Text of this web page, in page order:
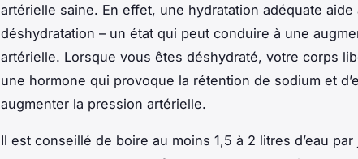
artérielle saine. En effet, une hydratation adéquate aide
déshydratation – un état qui peut conduire à une
artérielle. Lorsque vous êtes déshydraté, votre corps
une hormone qui provoque la rétention de sodium et
augmenter la pression artérielle.
Il est conseillé de boire au moins 1,5 à 2 litres d’eau